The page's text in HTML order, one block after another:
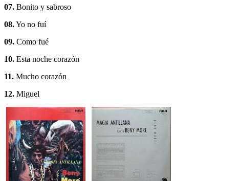
07. Bonito y sabroso
08.Yo no fuí
09. Como fué
10. Esta noche corazón
11. Mucho corazón
12. Miguel